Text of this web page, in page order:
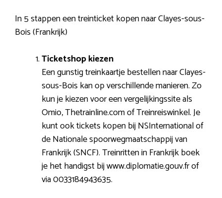
In 5 stappen een treinticket kopen naar Clayes-sous-
Bois (Frankrijk)
Ticketshop kiezen
Een gunstig treinkaartje bestellen naar Clayes-
sous-Bois kan op verschillende manieren. Zo
kun je kiezen voor een vergelijkingssite als
Omio, Thetrainline.com of Treinreiswinkel. Je
kunt ook tickets kopen bij NSInternational of
de Nationale spoorwegmaatschappij van
Frankrijk (SNCF). Treinritten in Frankrijk boek
je het handigst bij www.diplomatie.gouv.fr of
via 0033184943635.